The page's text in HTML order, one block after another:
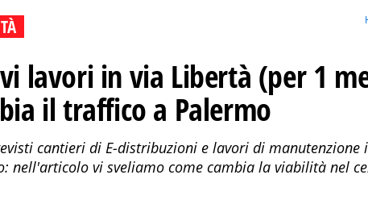
lavori in via Libertà (per 1
il traffico a Palermo
cantieri di E-distribuzioni e lavori di manutenzione
nell'articolo vi sveliamo come cambia la viabilità nel